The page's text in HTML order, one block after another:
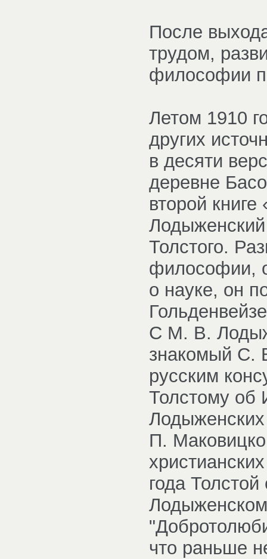
После
трудом,
философии
Летом 1910
других
в десяти
деревне
второй
Толстого.
философии,
о науке, он
С М. В.
знакомый С.
русским
Толстому об
П.
года
что раньше